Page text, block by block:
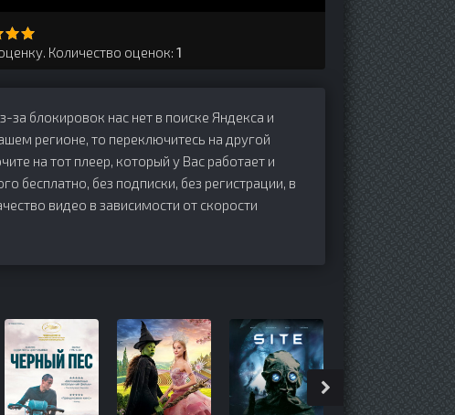
Количество оценок: 1
за блокировок нас нет в поиске Яндекса и
регионе, то переключитесь на другой
на тот плеер, который у Вас работает и
бесплатно, без подписки, без регистрации, в
видео в зависимости от скорости